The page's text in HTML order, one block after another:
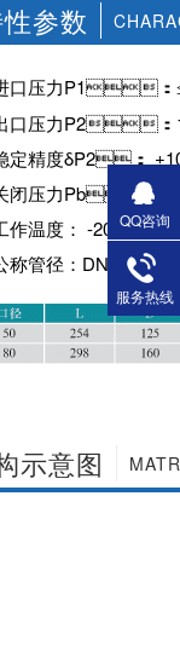
参数
口压力P1：
口压力P2：1
定精度δP2：
闭压力Pb：≤
温度： -20℃～
管径：
示意图
QQ咨询
服务热线